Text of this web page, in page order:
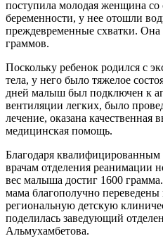
поступила молодая женщина со
беременности, у нее отошли
преждевременные схватки.
граммов.
Поскольку ребенок родился с
тела, у него было тяжелое
дней малыш был подключен к
вентиляции легких, было
лечение, оказана качественная
медицинская помощь.
Благодаря
врачам отделения реанимации
вес малыша достиг 1600
мама благополучно
региональную детскую
поделилась заведующий
Альмухамбетова.